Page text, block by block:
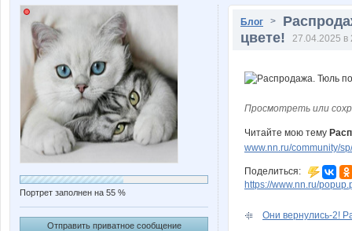
Портрет заполнен на 55 %
Отправить приватное сообщение
Блог >
цвете!
27.04.2025 в
Просмотреть или
Читайте мою тему
www.nn.ru/community/
Поделиться:
https://www.nn.ru/
Они вернулись-2!